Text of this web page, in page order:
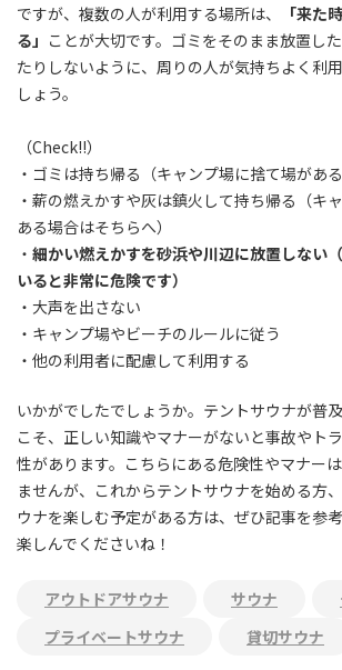
ですが、複数の人が利用する場所は、
「来た
る」 ことが大切です。ゴミをそのまま放置し
たりしないように、周りの人が気持ちよく利
しょう。
（Check!!）
・ゴミは持ち帰る（キャンプ場に捨て場があ
・薪の燃えかすや灰は鎮火して持ち帰る （キ
ある場合はそちらへ）
・ 細かい燃えかすを砂浜や川辺に放置しない
いると非常に危険です）
・大声を出さない
・キャンプ場やビーチのルールに従う
・他の利用者に配慮して利用する
いかがでしたでしょうか。テントサウナが普
こそ、正しい知識やマナーがないと事故やト
性があります。こちらにある危険性やマナー
ませんが、これからテントサウナを始める方
ウナを楽しむ予定がある方は、ぜひ記事を参
楽しんでくださいね！
アウトドアサウナ サウナ
プライベートサウナ
貸切サウナ